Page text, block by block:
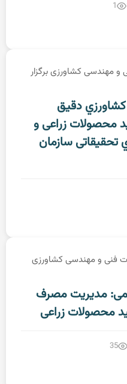
1
مهندسی کشاورزی برگزار
دقیق
محصولات زراعی و
تحقیقاتی سازمان
فنی و مهندسی کشاورزی
مدیریت مصرف
محصولات زراعی
35